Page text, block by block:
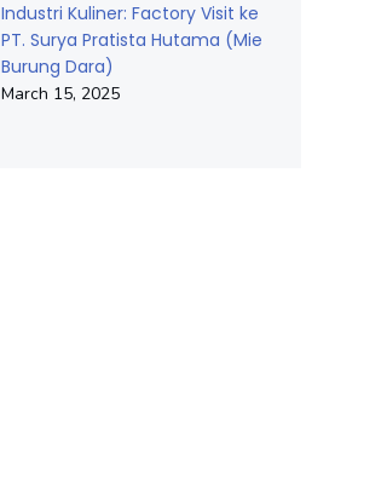
Industri Kuliner: Factory Visit ke
PT. Surya Pratista Hutama (Mie
Burung Dara)
March 15, 2025